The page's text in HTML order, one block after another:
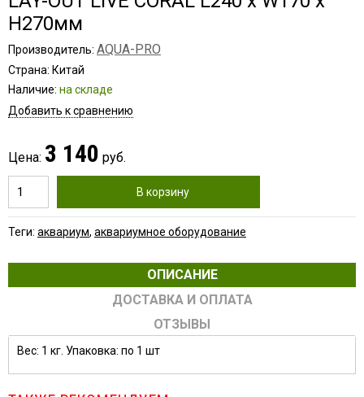
H270мм
Производитель: AQUA-PRO
Страна: Китай
Наличие: на складе
Добавить к сравнению
Цена: 3 140 руб.
В корзину
Теги: аквариум, аквариумное оборудование
ОПИСАНИЕ
ДОСТАВКА И ОПЛАТА
ОТЗЫВЫ
Вес: 1 кг. Упаковка: по 1 шт